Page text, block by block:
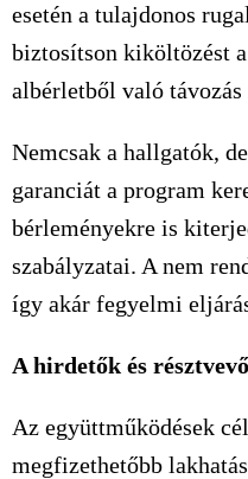
esetén a tulajdonos
biztosítson kiköltözést
albérletből való
Nemcsak a hallgatók,
garanciát a program
bérleményekre is
szabályzatai. A nem
így akár fegyelmi
A hirdetők és
Az együttműködések
megfizethetőbb